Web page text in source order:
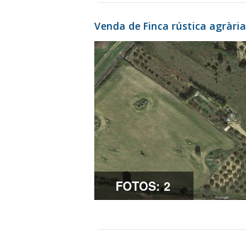
Venda de Finca rústica agrària
FOTOS: 2